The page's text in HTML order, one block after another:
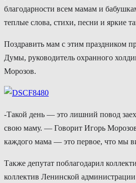
благодарности всем мамам и
теплые слова, стихи, песни и яркие
Поздравить мам с этим праздником
Думы, руководитель охранного
Морозов.
-Такой день — это лишний повод
свою маму. — Говорит Игорь
каждого мама — это первое, что мы
Также депутат поблагодарил
коллектив Ленинской